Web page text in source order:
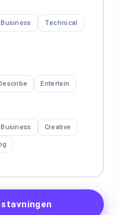
Business Technical
Entertain
Business Creative